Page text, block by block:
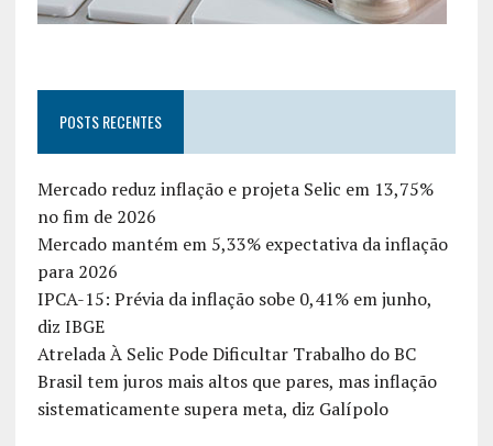
POSTS RECENTES
Mercado reduz inflação e projeta Selic em 13,75%
no fim de 2026
Mercado mantém em 5,33% expectativa da inflação
para 2026
IPCA-15: Prévia da inflação sobe 0,41% em junho,
diz IBGE
Atrelada À Selic Pode Dificultar Trabalho do BC
Brasil tem juros mais altos que pares, mas inflação
sistematicamente supera meta, diz Galípolo